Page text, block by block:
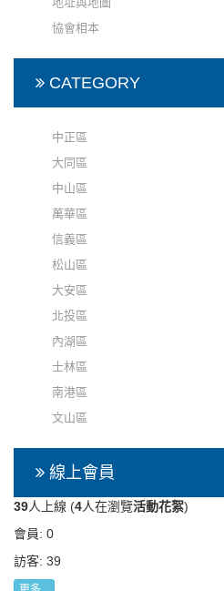
協會相本
CATEGORY
中正區
大同區
中山區
萬華區
信義區
松山區
大安區
北投區
內湖區
士林區
南港區
文山區
線上會員
39人上線 (4人在瀏覽活動花絮)
會員: 0
訪客: 39